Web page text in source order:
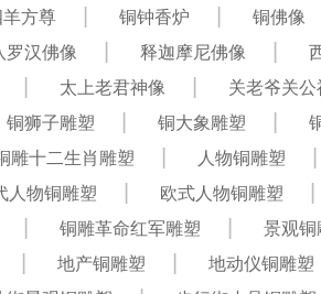
羊方尊 铜钟香炉 铜佛像
罗汉佛像 释迦摩尼佛像
太上老君神像 关老爷关公
铜狮子雕塑 铜大象雕塑
雕十二生肖雕塑 人物铜雕塑
人物铜雕塑 欧式人物铜雕塑
铜雕革命红军雕塑 景观铜
地产铜雕塑 地动仪铜雕塑